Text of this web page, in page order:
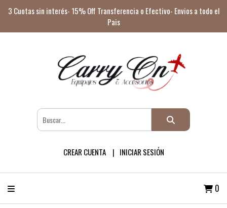
3 Cuotas sin interés- 15% Off Transferencia o Efectivo- Envios a todo el
Pais
CREAR CUENTA INICIAR SESIÓN
0